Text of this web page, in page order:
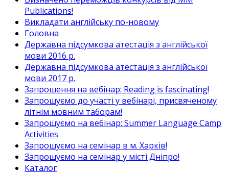
Publications!
Викладати англійську по-новому
Головна
Державна підсумкова атестація з англійської
мови 2016 р.
Державна підсумкова атестація з англійської
мови 2017 р.
Запрошення на вебінар: Reading is fascinating!
Запрошуємо до участі у вебінарі, присвяченому
літнім мовним таборам!
Запрошуємо на вебінар: Summer Language Camp
Activities
Запрошуємо на семінар в м. Харків!
Запрошуємо на семінар у місті Дніпро!
Каталог